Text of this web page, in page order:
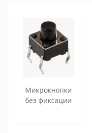
Микрокнопки
без фиксации